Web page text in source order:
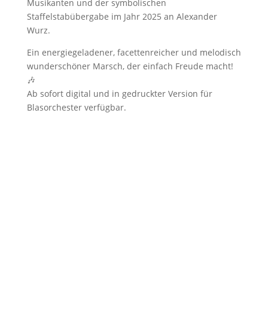
Musikanten und der symbolischen
Staffelstabübergabe im Jahr 2025 an Alexander
Wurz.
Ein energiegeladener, facettenreicher und melodisch
wunderschöner Marsch, der einfach Freude macht!
🎶
Ab sofort digital und in gedruckter Version für
Blasorchester verfügbar.